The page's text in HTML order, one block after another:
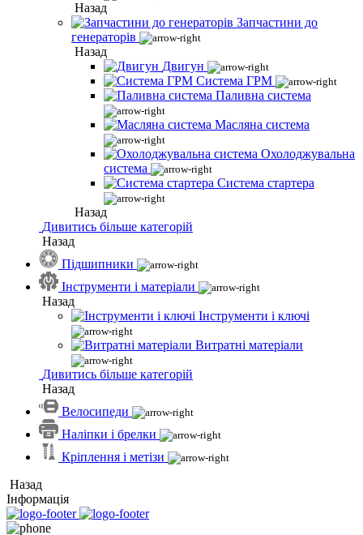
Назад
Запчастини до
генераторів
Назад
Двигун
Система ГРМ
Паливна система
Масляна система
Охолоджувальна
система
Система стартера
Назад
Дивитись більше категорій
Назад
Підшипники
Інструменти і матеріали
Назад
Інструменти і ключі
Витратні матеріали
Дивитись більше категорій
Назад
Велосипеди
Наліпки і брелки
Кріплення і метізи
Назад
Інформація